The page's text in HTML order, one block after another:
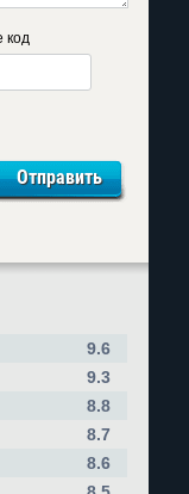
код
9.6
9.3
8.8
8.7
8.6